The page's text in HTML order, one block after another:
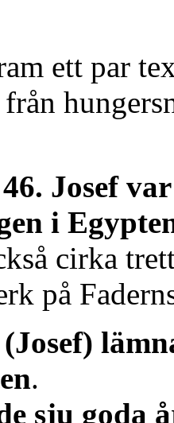
ett par
Josef
i
cirka
på
(Josef)
.
sju goda